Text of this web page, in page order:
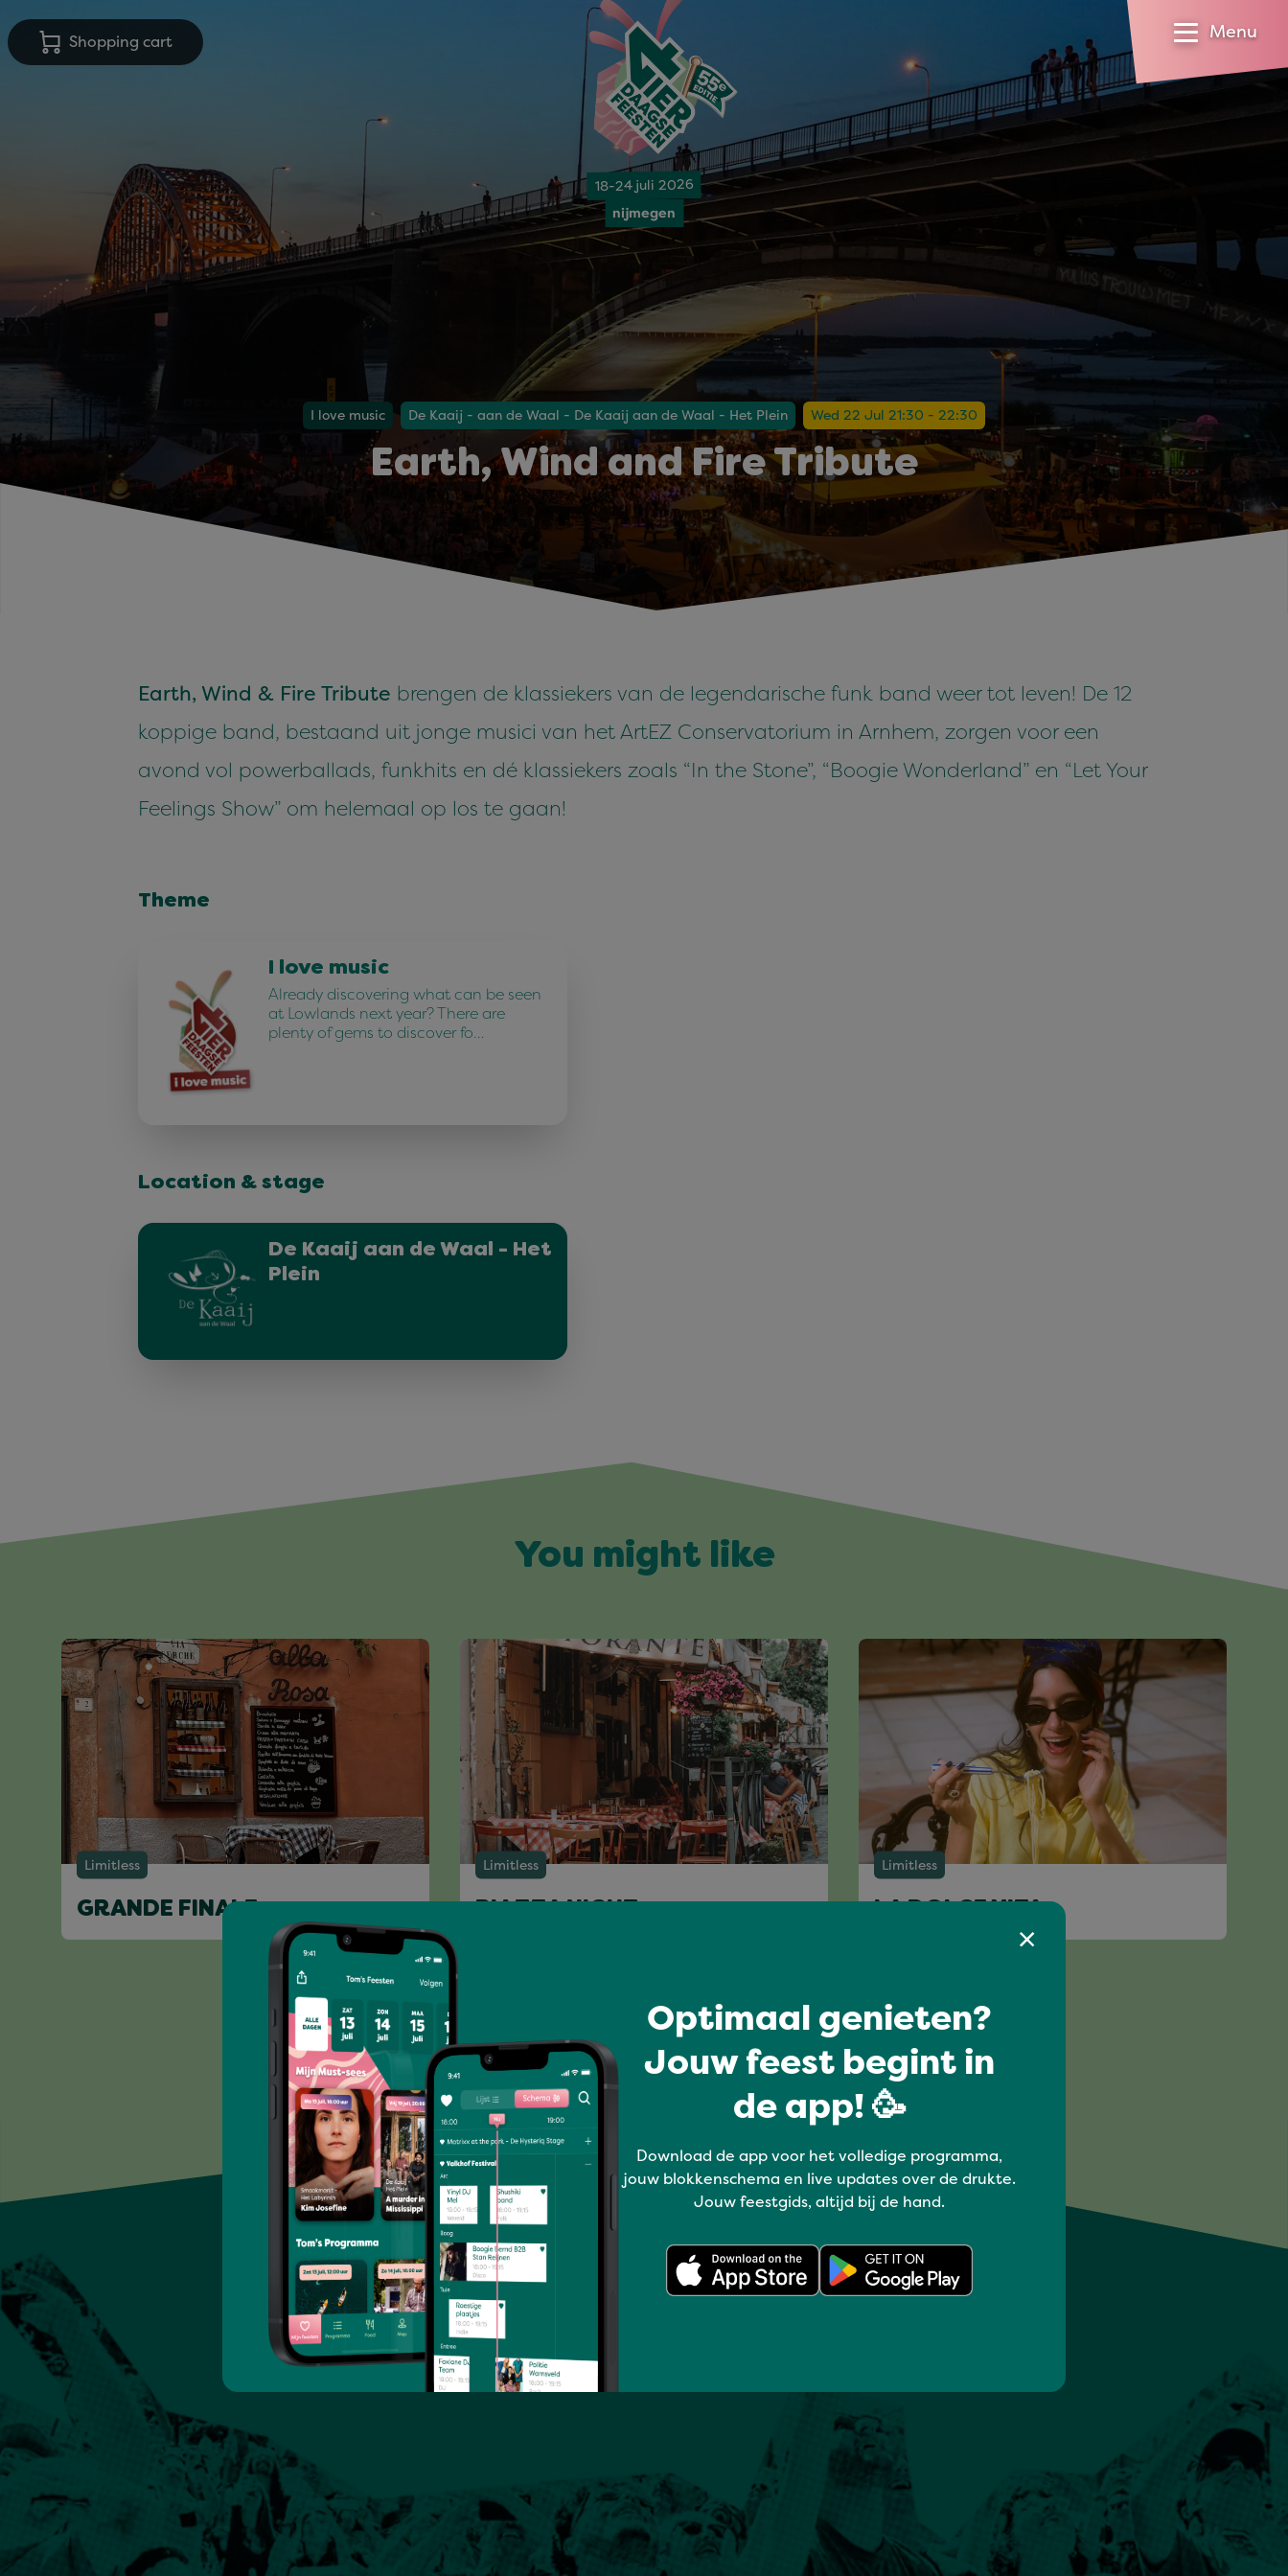
Shopping cart
18-24 juli 2026
nijmegen
Menu
I love music De Kaaij - aan de Waal - De Kaaij aan de Waal - Het Plein Wed 22 Jul 21:30 - 22:30
Earth, Wind and Fire Tribute
Earth, Wind & Fire Tribute brengen de klassiekers van de legendarische funk band weer tot leven! De 12
koppige band, bestaand uit jonge musici van het ArtEZ Conservatorium in Arnhem, zorgen voor een
avond vol powerballads, funkhits en dé klassiekers zoals “In the Stone”, “Boogie Wonderland” en “Let Your
Feelings Show” om helemaal op los te gaan!
Theme
I love music
Already discovering what can be seen
at Lowlands next year? There are
plenty of gems to discover fo…
Location & stage
De Kaaij aan de Waal - Het
Plein
You might like
Limitless
GRANDE FINALE
Limitless Limitless
Full programOptimaal genieten?
Jouw feest begint in
de app! 🥳
Download de app voor het volledige programma,
jouw blokkenschema en live updates over de drukte.
Jouw feestgids, altijd bij de hand.